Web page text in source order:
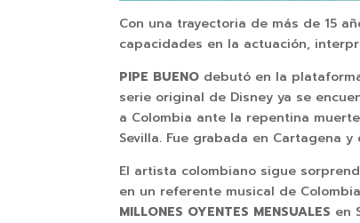
Con una trayectoria de más de 15
capacidades en la actuación,
PIPE BUENO debutó en la
serie original de Disney ya se
a Colombia ante la repentina
Sevilla. Fue grabada en Cartagena
El artista colombiano sigue
en un referente musical de
MILLONES OYENTES MENSUALES en